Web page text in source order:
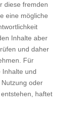
diese fremden
eine mögliche
Inhalte aber
und daher
Für
Inhalte und
oder
haftet